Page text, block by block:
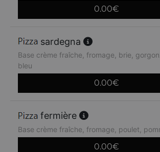
0.00€
sardegna
Base crème fraîche, fromage, brie,
bleu
0.00€
fermière
Base crème fraîche, fromage, poulet,
0.00€